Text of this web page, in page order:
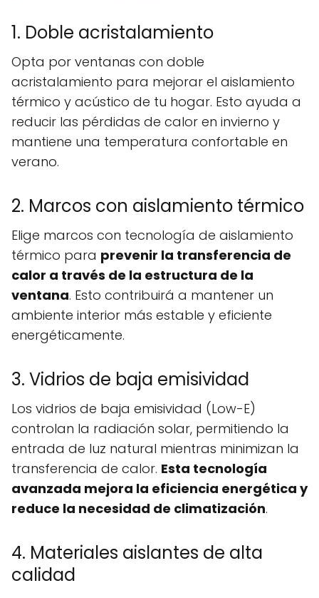
1. Doble acristalamiento
Opta por ventanas con doble
acristalamiento para mejorar el aislamiento
térmico y acústico de tu hogar. Esto ayuda a
reducir las pérdidas de calor en invierno y
mantiene una temperatura confortable en
verano.
2. Marcos con aislamiento térmico
Elige marcos con tecnología de aislamiento
térmico para prevenir la transferencia de
calor a través de la estructura de la
ventana. Esto contribuirá a mantener un
ambiente interior más estable y eficiente
energéticamente.
3. Vidrios de baja emisividad
Los vidrios de baja emisividad (Low-E)
controlan la radiación solar, permitiendo la
entrada de luz natural mientras minimizan la
transferencia de calor. Esta tecnología
avanzada mejora la eficiencia energética y
reduce la necesidad de climatización.
4. Materiales aislantes de alta
calidad